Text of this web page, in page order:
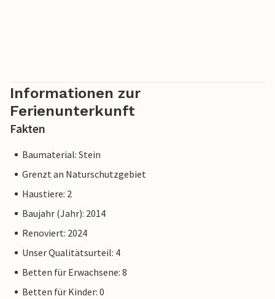
Informationen zur
Ferienunterkunft
Fakten
Baumaterial: Stein
Grenzt an Naturschutzgebiet
Haustiere: 2
Baujahr (Jahr): 2014
Renoviert: 2024
Unser Qualitätsurteil: 4
Betten für Erwachsene: 8
Betten für Kinder: 0